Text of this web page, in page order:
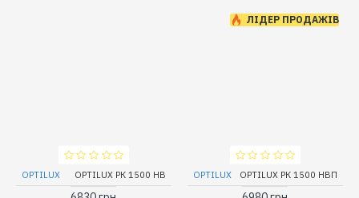
OPTILUX OPTILUX РК 1500 НВ
ЛІДЕР ПРОДАЖІВ
OPTILUX OPTILUX РК 1500 НВП